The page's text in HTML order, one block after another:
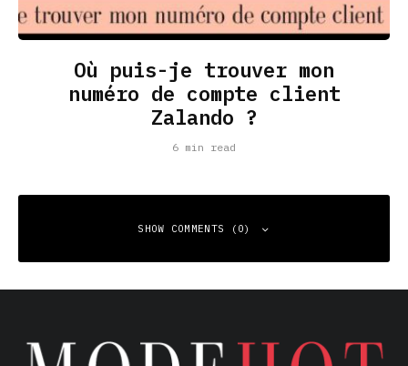
Où puis-je trouver mon
numéro de compte client
Zalando ?
6 min read
SHOW COMMENTS (0)
Your email address will not be published.
Required fields